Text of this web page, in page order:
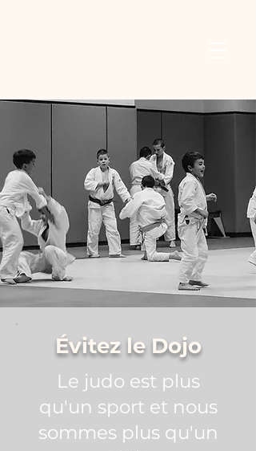
Évitez le Dojo
Le judo est plus
qu'un sport et nous
sommes plus qu'un